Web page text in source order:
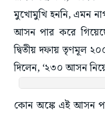
মুখোমুখি হননি, এমন
আসন পার করে
দ্বিতীয় দফায় তৃণমূল
দিলেন, ‘২৩০ আসন
কোন অঙ্কে এই আসন